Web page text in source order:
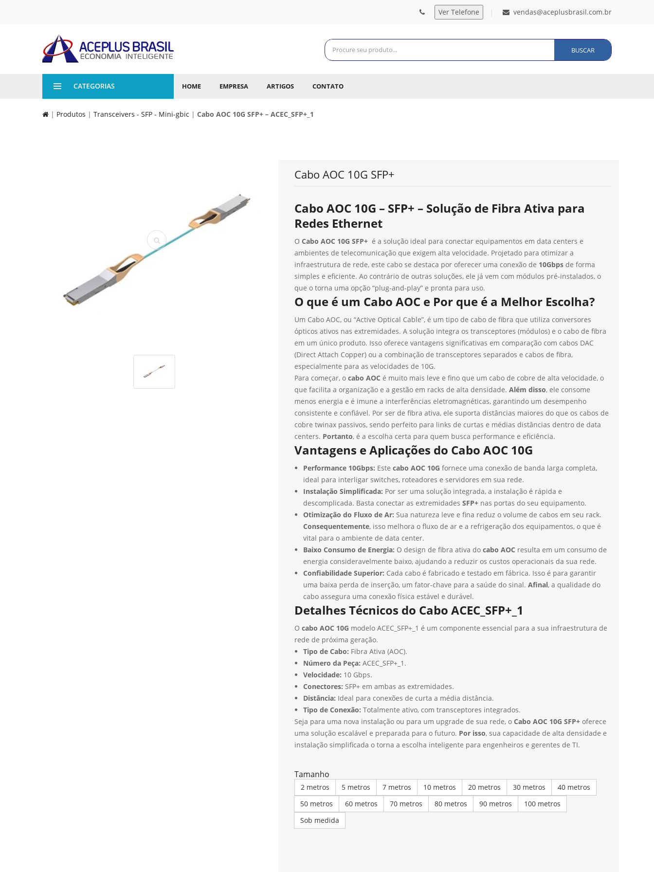
vendas@aceplusbrasil.com.br
BUSCAR
CATEGORIAS HOME EMPRESA ARTIGOS CONTATO
| Produtos | Transceivers - SFP - Mini-gbic | Cabo AOC 10G SFP+ – ACEC_SFP+_1
Cabo AOC 10G SFP+
Cabo AOC 10G – SFP+ – Solução de Fibra Ativa para
Redes Ethernet
O Cabo AOC 10G SFP+ é a solução ideal para conectar equipamentos em data centers e
ambientes de telecomunicação que exigem alta velocidade. Projetado para otimizar a
infraestrutura de rede, este cabo se destaca por oferecer uma conexão de 10Gbps de forma
simples e eficiente. Ao contrário de outras soluções, ele já vem com módulos pré-instalados, o
que o torna uma opção “plug-and-play” e pronta para uso.
O que é um Cabo AOC e Por que é a Melhor Escolha?
Um Cabo AOC, ou “Active Optical Cable”, é um tipo de cabo de fibra que utiliza conversores
ópticos ativos nas extremidades. A solução integra os transceptores (módulos) e o cabo de fibra
em um único produto. Isso oferece vantagens significativas em comparação com cabos DAC
(Direct Attach Copper) ou a combinação de transceptores separados e cabos de fibra,
especialmente para as velocidades de 10G.
Para começar, o cabo AOC é muito mais leve e fino que um cabo de cobre de alta velocidade, o
que facilita a organização e a gestão em racks de alta densidade. Além disso, ele consome
menos energia e é imune a interferências eletromagnéticas, garantindo um desempenho
consistente e confiável. Por ser de fibra ativa, ele suporta distâncias maiores do que os cabos de
cobre twinax passivos, sendo perfeito para links de curtas e médias distâncias dentro de data
centers. Portanto, é a escolha certa para quem busca performance e eficiência.
Vantagens e Aplicações do Cabo AOC 10G
Performance 10Gbps: Este cabo AOC 10G fornece uma conexão de banda larga completa,
ideal para interligar switches, roteadores e servidores em sua rede.
Instalação Simplificada: Por ser uma solução integrada, a instalação é rápida e
descomplicada. Basta conectar as extremidades SFP+ nas portas do seu equipamento.
Otimização do Fluxo de Ar: Sua natureza leve e fina reduz o volume de cabos em seu rack.
Consequentemente, isso melhora o fluxo de ar e a refrigeração dos equipamentos, o que é
vital para o ambiente de data center.
Baixo Consumo de Energia: O design de fibra ativa do cabo AOC resulta em um consumo de
energia consideravelmente baixo, ajudando a reduzir os custos operacionais da sua rede.
Confiabilidade Superior: Cada cabo é fabricado e testado em fábrica. Isso é para garantir
uma baixa perda de inserção, um fator-chave para a saúde do sinal. Afinal, a qualidade do
cabo assegura uma conexão física estável e durável.
Detalhes Técnicos do Cabo ACEC_SFP+_1
O cabo AOC 10G modelo ACEC_SFP+_1 é um componente essencial para a sua infraestrutura de
rede de próxima geração.
Tipo de Cabo: Fibra Ativa (AOC).
Número da Peça: ACEC_SFP+_1.
Velocidade: 10 Gbps.
Conectores: SFP+ em ambas as extremidades.
Distância: Ideal para conexões de curta a média distância.
Tipo de Conexão: Totalmente ativo, com transceptores integrados.
Seja para uma nova instalação ou para um upgrade de sua rede, o Cabo AOC 10G SFP+ oferece
uma solução escalável e preparada para o futuro. Por isso, sua capacidade de alta densidade e
instalação simplificada o torna a escolha inteligente para engenheiros e gerentes de TI.
Tamanho
2 metros 5 metros 7 metros 10 metros 20 metros 30 metros
40 metros
50 metros
60 metros 70 metros 80 metros 90 metros
100 metros
Sob medida